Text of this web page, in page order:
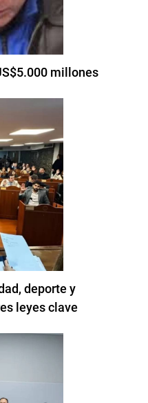
millones
deporte y
leyes clave